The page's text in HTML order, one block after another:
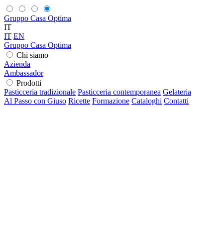
Gruppo Casa Optima
IT
IT EN
Gruppo Casa Optima
Chi siamo
Azienda
Ambassador
Prodotti
Pasticceria tradizionale Pasticceria contemporanea Gelateria
Al Passo con Giuso Ricette Formazione Cataloghi Contatti